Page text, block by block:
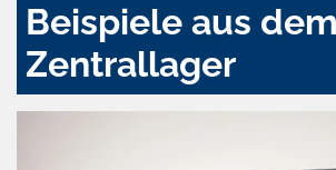
Beispiele aus dem
Zentrallager